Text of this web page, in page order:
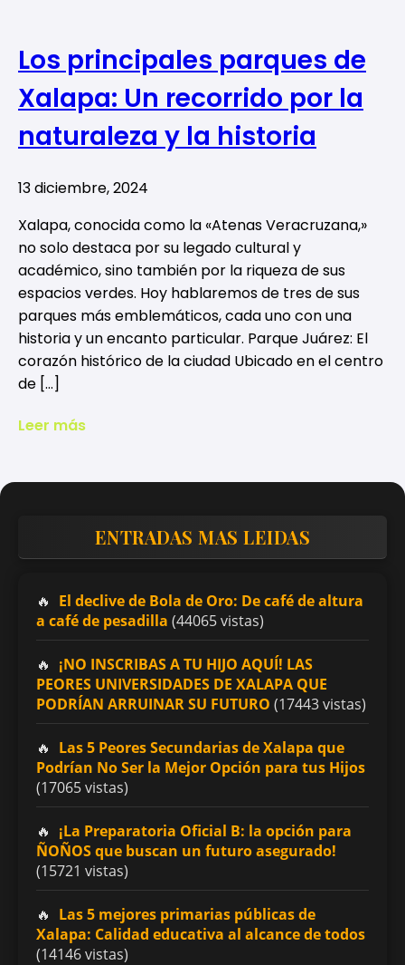
Los principales parques de
Xalapa: Un recorrido por la
naturaleza y la historia
13 diciembre, 2024
Xalapa, conocida como la «Atenas Veracruzana,»
no solo destaca por su legado cultural y
académico, sino también por la riqueza de sus
espacios verdes. Hoy hablaremos de tres de sus
parques más emblemáticos, cada uno con una
historia y un encanto particular. Parque Juárez: El
corazón histórico de la ciudad Ubicado en el centro
de […]
Leer más
ENTRADAS MAS LEIDAS
El declive de Bola de Oro: De café de altura
a café de pesadilla (44065 vistas)
¡NO INSCRIBAS A TU HIJO AQUÍ! LAS
PEORES UNIVERSIDADES DE XALAPA QUE
PODRÍAN ARRUINAR SU FUTURO (17443 vistas)
Las 5 Peores Secundarias de Xalapa que
Podrían No Ser la Mejor Opción para tus Hijos
(17065 vistas)
¡La Preparatoria Oficial B: la opción para
ÑOÑOS que buscan un futuro asegurado!
(15721 vistas)
Las 5 mejores primarias públicas de
Xalapa: Calidad educativa al alcance de todos
(14146 vistas)